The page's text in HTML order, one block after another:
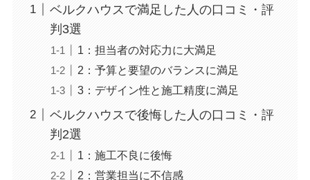
ベルクハウスで満足した人の口コミ・評
判3選
1：担当者の対応力に大満足
2：予算と要望のバランスに満足
3：デザイン性と施工精度に満足
ベルクハウスで後悔した人の口コミ・評
判2選
1：施工不良に後悔
2：営業担当に不信感